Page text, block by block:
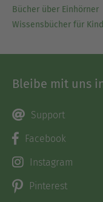
Bücher über Einhörner
Wissensbücher für
Bleibe mit uns
Support
Facebook
Instagram
Pinterest